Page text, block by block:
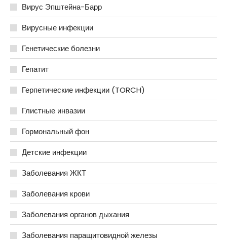
Вирус Эпштейна-Барр
Вирусные инфекции
Генетические болезни
Гепатит
Герпетические инфекции (TORCH)
Глистные инвазии
Гормональный фон
Детские инфекции
Заболевания ЖКТ
Заболевания крови
Заболевания органов дыхания
Заболевания паращитовидной железы